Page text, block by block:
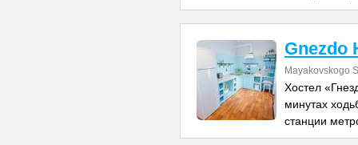
Gnezdo
Mayakovskogo
Хостел
минутах
станции